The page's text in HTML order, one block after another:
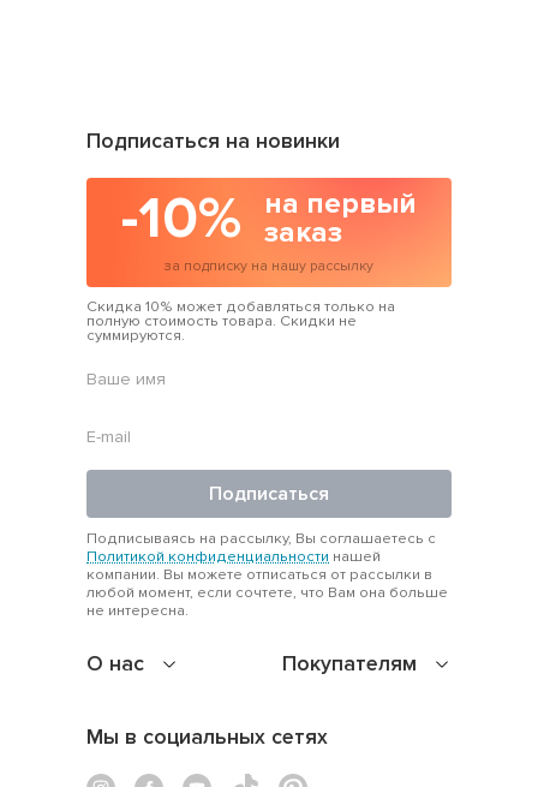
О нас Покупателям
Подписаться на новинки
-10%
на первый
заказ
за подписку на нашу рассылку
Скидка 10% может добавляться только на
полную стоимость товара. Скидки не
суммируются.
Подписаться
Подписываясь на рассылку, Вы соглашаетесь с
Политикой конфиденциальности нашей
компании. Вы можете отписаться от рассылки в
любой момент, если сочтете, что Вам она больше
не интересна.
Мы в социальных сетях